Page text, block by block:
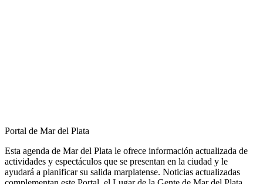
Portal de Mar del Plata
Esta agenda de Mar del Plata le ofrece información actualizada de
actividades y espectáculos que se presentan en la ciudad y le
ayudará a planificar su salida marplatense. Noticias actualizadas